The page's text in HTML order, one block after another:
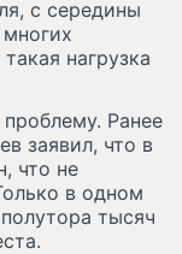
с середины
нагрузка
Ранее
заявил, что в
что не
в одном
тысяч